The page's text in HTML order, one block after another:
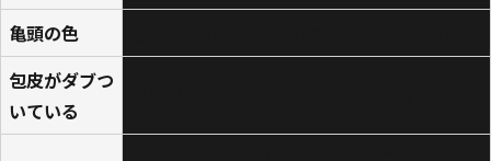
亀頭の色
包皮がダブつ
いている